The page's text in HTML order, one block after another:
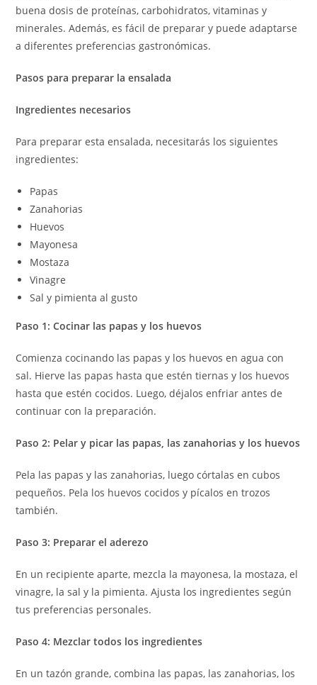
buena dosis de proteínas, carbohidratos, vitaminas y
minerales. Además, es fácil de preparar y puede adaptarse
a diferentes preferencias gastronómicas.
Pasos para preparar la ensalada
Ingredientes necesarios
Para preparar esta ensalada, necesitarás los siguientes
ingredientes:
Papas
Zanahorias
Huevos
Mayonesa
Mostaza
Vinagre
Sal y pimienta al gusto
Paso 1: Cocinar las papas y los huevos
Comienza cocinando las papas y los huevos en agua con
sal. Hierve las papas hasta que estén tiernas y los huevos
hasta que estén cocidos. Luego, déjalos enfriar antes de
continuar con la preparación.
Paso 2: Pelar y picar las papas, las zanahorias y los huevos
Pela las papas y las zanahorias, luego córtalas en cubos
pequeños. Pela los huevos cocidos y pícalos en trozos
también.
Paso 3: Preparar el aderezo
En un recipiente aparte, mezcla la mayonesa, la mostaza, el
vinagre, la sal y la pimienta. Ajusta los ingredientes según
tus preferencias personales.
Paso 4: Mezclar todos los ingredientes
En un tazón grande, combina las papas, las zanahorias, los